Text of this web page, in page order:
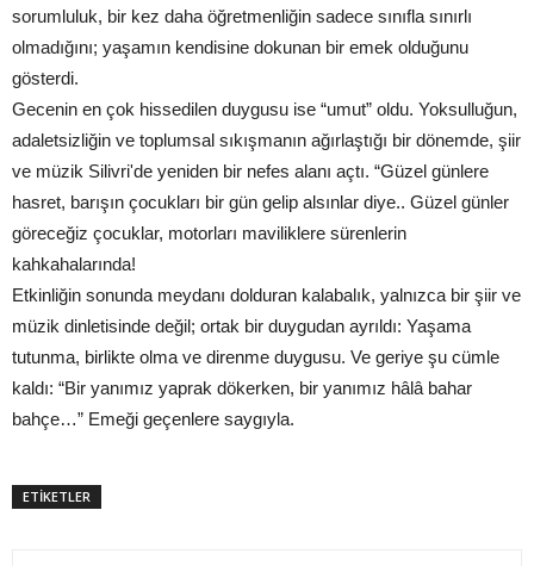
sorumluluk, bir kez daha öğretmenliğin sadece sınıfla sınırlı
olmadığını; yaşamın kendisine dokunan bir emek olduğunu
gösterdi.
Gecenin en çok hissedilen duygusu ise “umut” oldu. Yoksulluğun,
adaletsizliğin ve toplumsal sıkışmanın ağırlaştığı bir dönemde, şiir
ve müzik Silivri'de yeniden bir nefes alanı açtı. “Güzel günlere
hasret, barışın çocukları bir gün gelip alsınlar diye.. Güzel günler
göreceğiz çocuklar, motorları maviliklere sürenlerin
kahkahalarında!
Etkinliğin sonunda meydanı dolduran kalabalık, yalnızca bir şiir ve
müzik dinletisinde değil; ortak bir duygudan ayrıldı: Yaşama
tutunma, birlikte olma ve direnme duygusu. Ve geriye şu cümle
kaldı: “Bir yanımız yaprak dökerken, bir yanımız hâlâ bahar
bahçe…” Emeği geçenlere saygıyla.
ETİKETLER